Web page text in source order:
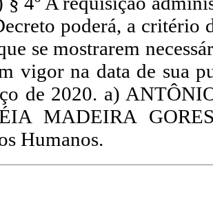
poderá, a critério
se mostrarem
vigor na data de sua
de 2020. a)
MADEIRA
Humanos.